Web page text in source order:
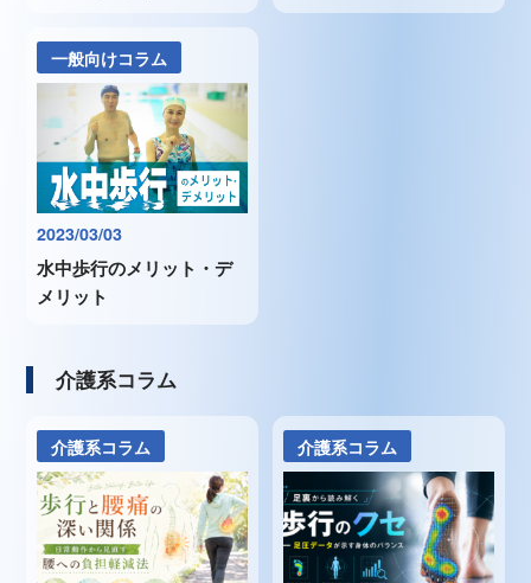
一般向けコラム
2023/03/03
水中歩行のメリット・デ
メリット
介護系コラム
介護系コラム 介護系コラム